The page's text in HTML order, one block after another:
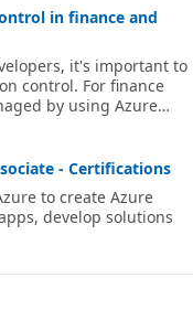
in finance and
it's important to
control. For finance
by using Azure
- Certifications
to create Azure
develop solutions